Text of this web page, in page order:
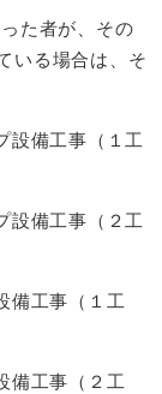
た者が、その
いる場合は、そ
備工事（１工
備工事（２工
工事（１工
工事（２工